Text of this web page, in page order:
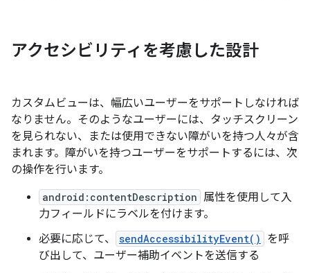
アクセシビリティを考慮した設計
カスタムビューは、幅広いユーザーをサポートしなければ
なりません。そのようなユーザーには、タッチスクリーン
を見られない、または使用できない障がいを持つ人々が含
まれます。障がいを持つユーザーをサポートするには、次
の操作を行います。
android:contentDescription 属性を使用して入
力フィールドにラベルを付けます。
必要に応じて、
sendAccessibilityEvent()
を呼
び出して、ユーザー補助イベントを送信する